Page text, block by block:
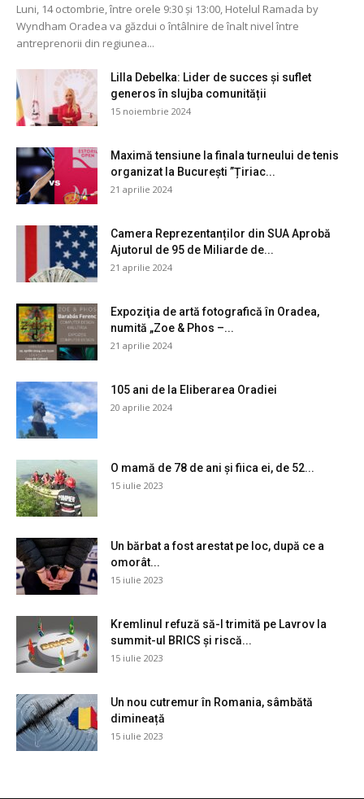
Luni, 14 octombrie, între orele 9:30 și 13:00, Hotelul Ramada by
Wyndham Oradea va găzdui o întâlnire de înalt nivel între
antreprenorii din regiunea...
Lilla Debelka: Lider de succes și suflet
generos în slujba comunității
15 noiembrie 2024
Maximă tensiune la finala turneului de tenis
organizat la București ”Țiriac...
21 aprilie 2024
Camera Reprezentanților din SUA Aprobă
Ajutorul de 95 de Miliarde de...
21 aprilie 2024
Expoziţia de artă fotografică în Oradea,
numită „Zoe & Phos –...
21 aprilie 2024
105 ani de la Eliberarea Oradiei
20 aprilie 2024
O mamă de 78 de ani și fiica ei, de 52...
15 iulie 2023
Un bărbat a fost arestat pe loc, după ce a
omorât...
15 iulie 2023
Kremlinul refuză să-l trimită pe Lavrov la
summit-ul BRICS și riscă...
15 iulie 2023
Un nou cutremur în Romania, sâmbătă
dimineață
15 iulie 2023